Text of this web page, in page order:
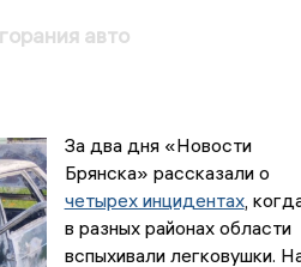
авто
За два дня «Новости
Брянска» рассказали о
четырех инцидентах,
в разных районах области
вспыхивали легковушки.